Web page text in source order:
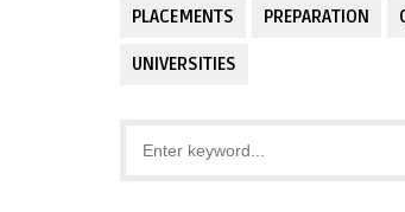
PLACEMENTS PREPARATION
UNIVERSITIES